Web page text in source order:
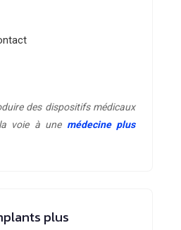
des dispositifs médicaux
voie à une médecine plus
plus